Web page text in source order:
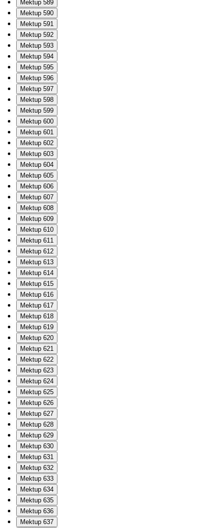
Mektup 589
Mektup 590
Mektup 591
Mektup 592
Mektup 593
Mektup 594
Mektup 595
Mektup 596
Mektup 597
Mektup 598
Mektup 599
Mektup 600
Mektup 601
Mektup 602
Mektup 603
Mektup 604
Mektup 605
Mektup 606
Mektup 607
Mektup 608
Mektup 609
Mektup 610
Mektup 611
Mektup 612
Mektup 613
Mektup 614
Mektup 615
Mektup 616
Mektup 617
Mektup 618
Mektup 619
Mektup 620
Mektup 621
Mektup 622
Mektup 623
Mektup 624
Mektup 625
Mektup 626
Mektup 627
Mektup 628
Mektup 629
Mektup 630
Mektup 631
Mektup 632
Mektup 633
Mektup 634
Mektup 635
Mektup 636
Mektup 637